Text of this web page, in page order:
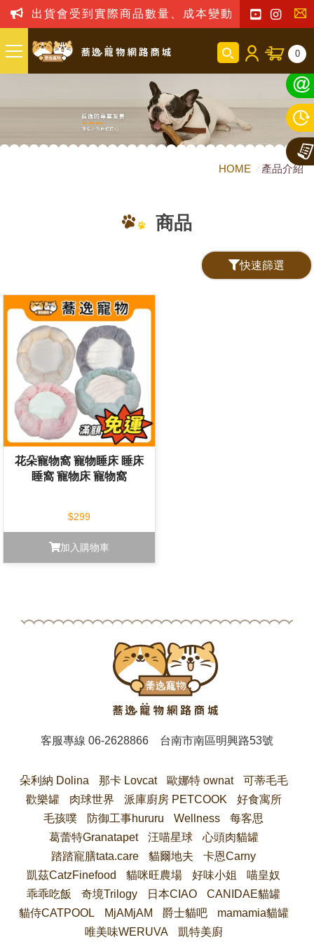
出貨會受到實際商品數量、成本變動之影響，我
聯
我
們
0
HOME 產品介紹
商品
快速篩選
花朵寵物窩 寵物睡床 睡床
睡窩 寵物床 寵物窩
$299
加入購物車
客服專線06-2628866 台南市南區明興路53號
朵利納 Dolina 那卡 Lovcat 歐娜特 ownat
可蒂毛毛
歡樂罐
肉球世界 派庫廚房 PETCOOK
好食寓所
毛孩噗
防御工事hururu Wellness
每客思
葛蕾特Granatapet
汪喵星球
心頭肉貓罐
踏踏寵膳tata.care
貓爾地夫
卡恩Carny
凱茲CatzFinefood
貓咪旺農場 好味小姐
喵皇奴
乖乖吃飯
奇境Trilogy 日本CIAO
CANIDAE貓罐
貓侍CATPOOL
MjAMjAM 爵士貓吧
mamamia貓罐
唯美味WERUVA
凱特美廚